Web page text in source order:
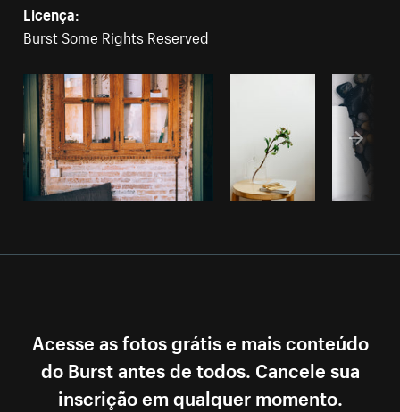
Licença:
Burst Some Rights Reserved
Acesse as fotos grátis e mais conteúdo
do Burst antes de todos. Cancele sua
inscrição em qualquer momento.